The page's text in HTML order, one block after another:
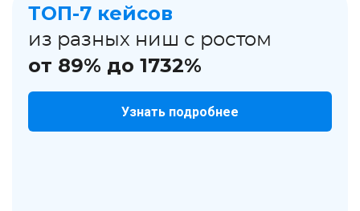
ТОП-7 кейсов
из разных ниш с ростом
от 89% до 1732%
Узнать подробнее